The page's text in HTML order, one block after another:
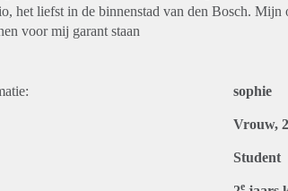
het liefst in de binnenstad van den Bosch.
voor mij garant staan
sophie
Vrouw,
Student
e